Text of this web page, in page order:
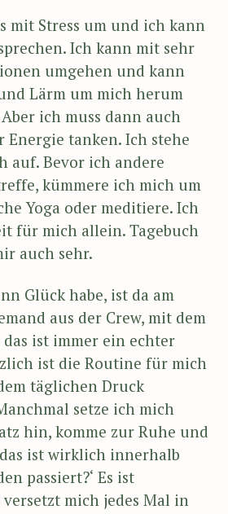
mit Stress um und ich kann
Ich kann mit sehr
umgehen und kann
Lärm um mich herum
ich muss dann auch
Energie tanken. Ich stehe
auf. Bevor ich andere
kümmere ich mich um
Yoga oder meditiere. Ich
für mich allein. Tagebuch
auch sehr.
Glück habe, ist da am
aus der Crew, mit dem
ist immer ein echter
ist die Routine für mich
täglichen Druck
setze ich mich
hin, komme zur Ruhe und
das ist wirklich innerhalb
passiert?‘ Es ist
mich jedes Mal in